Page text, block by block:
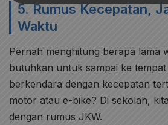
5. Rumus Kecepatan,
Waktu
Pernah menghitung berapa lama
butuhkan untuk sampai ke
berkendara dengan kecepatan
motor atau e-bike? Di sekolah,
dengan rumus JKW.